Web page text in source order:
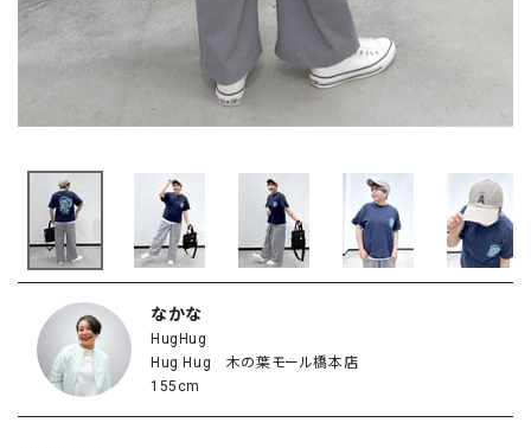
なかな
HugHug
Hug Hug 木の葉モール橋本店
155cm